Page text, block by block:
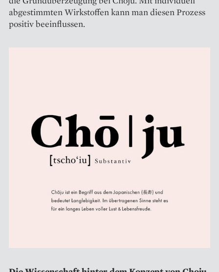
abgestimmten Wirkstoffen kann man diesen Prozess
positiv beeinflussen.